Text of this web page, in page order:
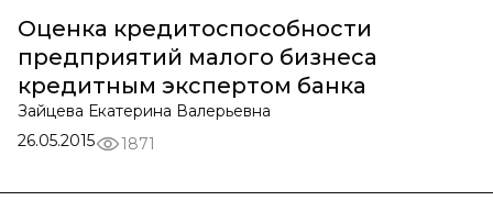
Оценка кредитоспособности
предприятий малого бизнеса
кредитным экспертом банка
Зайцева Екатерина Валерьевна
26.05.2015
1871